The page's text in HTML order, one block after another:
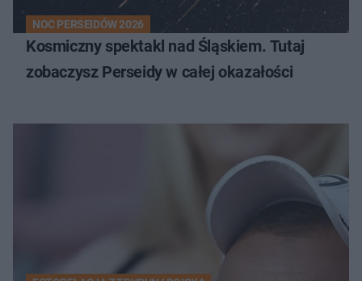
NOC PERSEIDÓW 2026
Kosmiczny spektakl nad Śląskiem. Tutaj
zobaczysz Perseidy w całej okazałości